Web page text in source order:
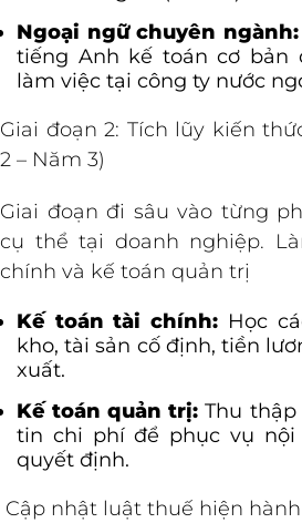
Ngoại ngữ chuyên ngành:
tiếng Anh kế toán cơ bản
làm việc tại công ty nước
Giai đoạn 2: Tích lũy kiến
2 – Năm 3)
Giai đoạn đi sâu vào từng
cụ thể tại doanh nghiệp.
chính và kế toán quản trị
Kế toán tài chính: Học
kho, tài sản cố định, tiền
xuất.
Kế toán quản trị: Thu
tin chi phí để phục vụ nội
quyết định.
Cập nhật luật thuế hiện hành